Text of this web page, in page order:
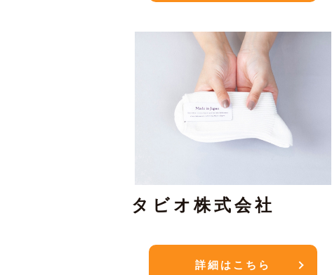
タビオ株式会社
詳細はこちら